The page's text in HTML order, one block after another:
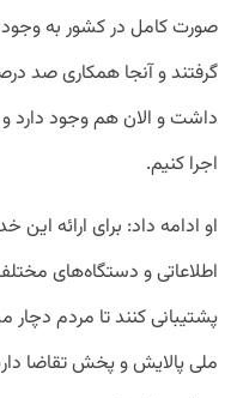
صورت کامل در کشور به وجود
گرفتند و آنجا همکاری صد
داشت و الان هم وجود دارد
اجرا کنیم.
او ادامه داد: برای ارائه
اطلاعاتی و دستگاه‌های
پشتیبانی کنند تا مردم
ملی پالایش و پخش تقاضا